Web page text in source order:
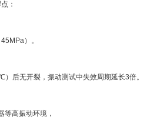
：
）。
后无开裂，振动测试中失效周期延长3倍。
等高振动环境，